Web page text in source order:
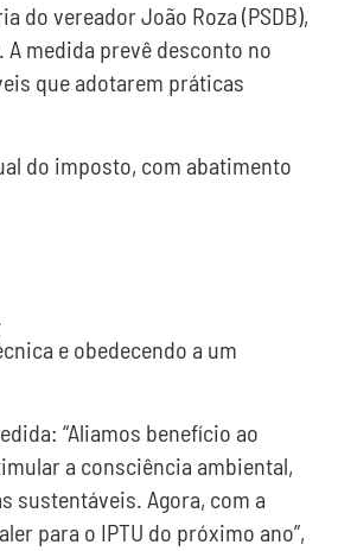
do vereador João Roza (PSDB),
A medida prevê desconto no
que adotarem práticas
do imposto, com abatimento
e obedecendo a um
“Aliamos benefício ao
a consciência ambiental,
Agora, com a
para o IPTU do próximo ano”,